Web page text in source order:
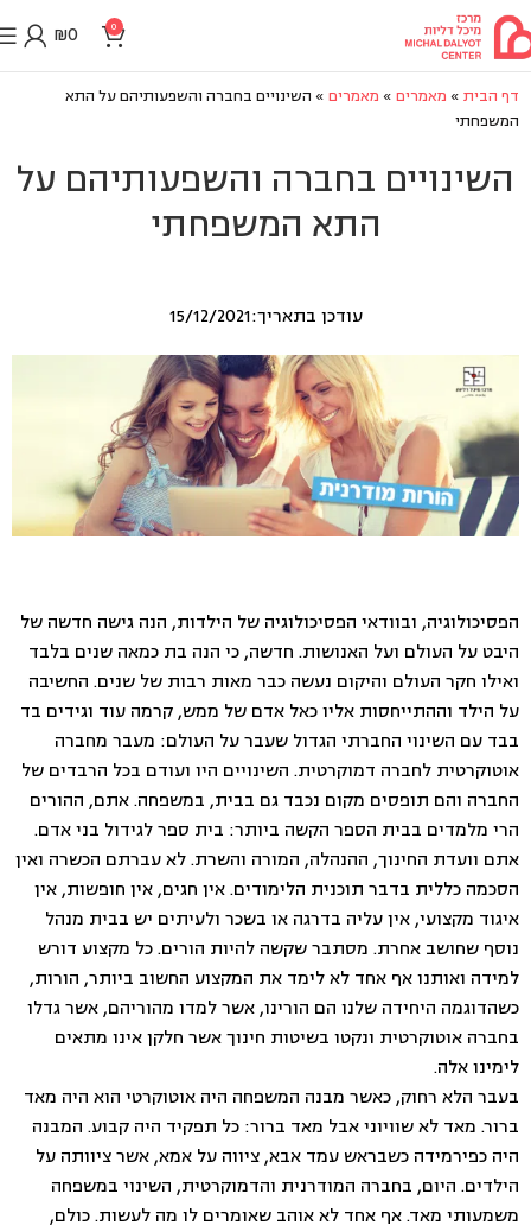
0
₪0
דף הבית » מאמרים » מאמרים » השינויים בחברה והשפעותיהם על התא
המשפחתי
השינויים בחברה והשפעותיהם על
התא המשפחתי
עודכן בתאריך:15/12/2021
הפסיכולוגיה, ובוודאי הפסיכולוגיה של הילדות, הנה גישה חדשה של
היבט על העולם ועל האנושות. חדשה, כי הנה בת כמאה שנים בלבד
ואילו חקר העולם והיקום נעשה כבר מאות רבות של שנים. החשיבה
על הילד וההתייחסות אליו כאל אדם של ממש, קרמה עוד וגידים בד
בבד עם השינוי החברתי הגדול שעבר על העולם: מעבר מחברה
אוטוקרטית לחברה דמוקרטית. השינויים היו ועודם בכל הרבדים של
החברה והם תופסים מקום נכבד גם בבית, במשפחה. אתם, ההורים
הרי מלמדים בבית הספר הקשה ביותר: בית ספר לגידול בני אדם.
אתם וועדת החינוך, ההנהלה, המורה והשרת. לא עברתם הכשרה ואין
הסכמה כללית בדבר תוכנית הלימודים. אין חגים, אין חופשות, אין
איגוד מקצועי, אין עליה בדרגה או בשכר ולעיתים יש בבית מנהל
נוסף שחושב אחרת. מסתבר שקשה להיות הורים. כל מקצוע דורש
למידה ואותנו אף אחד לא לימד את המקצוע החשוב ביותר, הורות,
כשהדוגמה היחידה שלנו הם הורינו, אשר למדו מהוריהם, אשר גדלו
בחברה אוטוקרטית ונקטו בשיטות חינוך אשר חלקן אינו מתאים
לימינו אלה.
בעבר הלא רחוק, כאשר מבנה המשפחה היה אוטוקרטי הוא היה מאד
ברור. מאד לא שוויוני אבל מאד ברור: כל תפקיד היה קבוע. המבנה
היה כפירמידה כשבראש עמד אבא, ציווה על אמא, אשר ציוותה על
הילדים. היום, בחברה המודרנית והדמוקרטית, השינוי במשפחה
משמעותי מאד. אף אחד לא אוהב שאומרים לו מה לעשות. כולם,